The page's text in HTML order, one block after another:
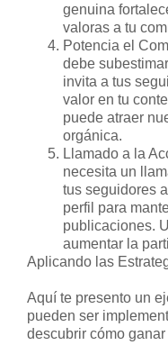
genuina
valoras a tu
Potencia el
debe
invita a tus
valor en tu
puede atraer
orgánica.
Llamado a la
necesita un
tus seguidores
perfil para
publicaciones.
aumentar la
Aplicando las
Aquí te presento un
pueden ser
descubrir cómo